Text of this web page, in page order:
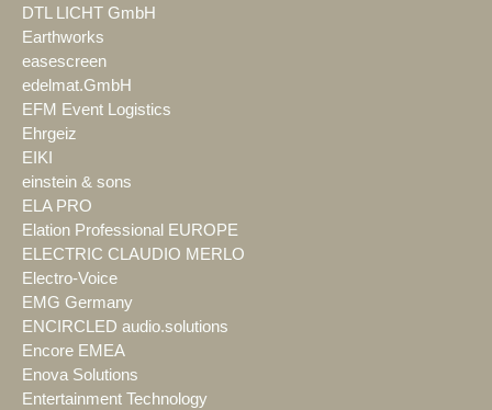
DTL LICHT GmbH
Earthworks
easescreen
edelmat.GmbH
EFM Event Logistics
Ehrgeiz
EIKI
einstein & sons
ELA PRO
Elation Professional EUROPE
ELECTRIC CLAUDIO MERLO
Electro-Voice
EMG Germany
ENCIRCLED audio.solutions
Encore EMEA
Enova Solutions
Entertainment Technology